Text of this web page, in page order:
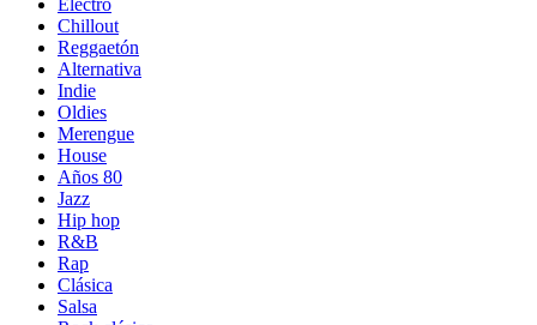
Electro
Chillout
Reggaetón
Alternativa
Indie
Oldies
Merengue
House
Años 80
Jazz
Hip hop
R&B
Rap
Clásica
Salsa